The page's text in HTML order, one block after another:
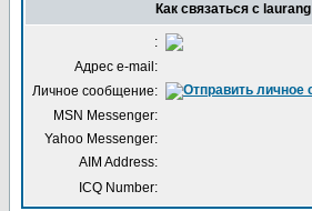
Как связаться с laurang
:
Адрес e-mail:
Личное сообщение:
MSN Messenger:
Yahoo Messenger:
AIM Address:
ICQ Number: